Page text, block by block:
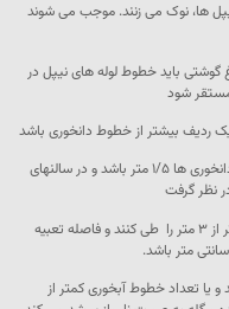
ها، نوک می زنند. موجب می شوند
گوشتی باید خطوط لوله های نیپل در
شود
ردیف بیشتر از خطوط دانخوری باشد
و فاصله لوله های نیپل (خطوط ابخوری ها) از خطوط دانخوری ها ۱/۵ متر باشد و در سالنهای
زیرا مرغ ها و جوجه ها نباید برای دسترسی به آب بیشتر از ۳ متر را طی کنند و فاصله تعبیه
و یا تعداد خطوط آبخوری کمتر از